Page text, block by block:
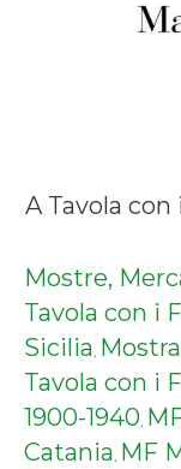
A Tavola
Mostre,
Tavola con i
Sicilia,
Tavola con i
1900-1940,
Catania, MF